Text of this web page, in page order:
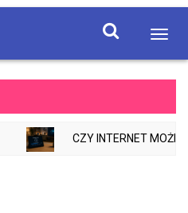
CZY INTERNET MOŻE